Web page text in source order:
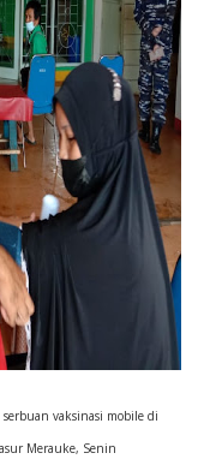
vaksinasi mobile di
Merauke, Senin